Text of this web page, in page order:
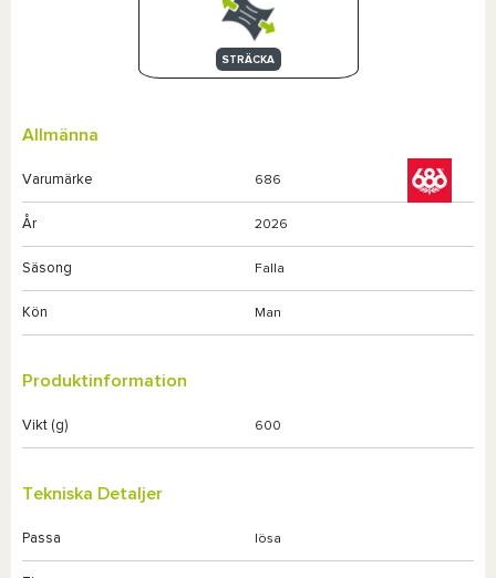
STRÄCKA
Allmänna
Varumärke 686
År 2026
Säsong Falla
Kön Man
Produktinformation
Vikt (g) 600
Tekniska Detaljer
Passa lösa